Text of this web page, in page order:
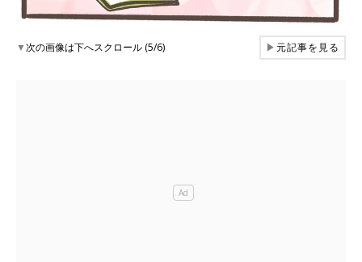
▼次の画像は下へスクロール (5/6) ▶元記事を見る